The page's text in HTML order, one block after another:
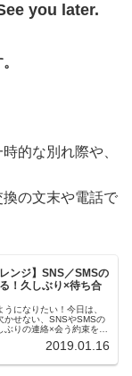
you later.
的な別れ際や、
の文末や電話で
ンジ】SNS／SMSの
！久しぶり×待ち合
になりたい！今日は、
かせない、SNSやSMSの
りの連絡×会う約束をす
2019.01.16